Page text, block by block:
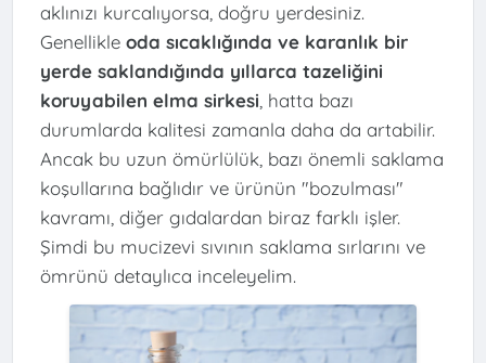
aklınızı kurcalıyorsa, doğru yerdesiniz.
Genellikle oda sıcaklığında ve karanlık bir
yerde saklandığında yıllarca tazeliğini
koruyabilen elma sirkesi, hatta bazı
durumlarda kalitesi zamanla daha da artabilir.
Ancak bu uzun ömürlülük, bazı önemli saklama
koşullarına bağlıdır ve ürünün "bozulması"
kavramı, diğer gıdalardan biraz farklı işler.
Şimdi bu mucizevi sıvının saklama sırlarını ve
ömrünü detaylıca inceleyelim.